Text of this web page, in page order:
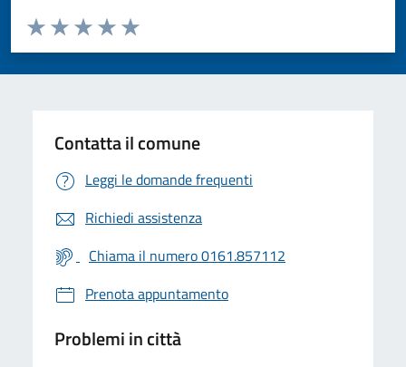
Valuta da 1 a 5 stelle la pagina
Valuta 5 stelle su 5
Valuta 4 stelle su 5
Valuta 3 stelle su 5
Valuta 2 stelle su 5
Valuta 1 stelle su 5
Contatta il comune
Leggi le domande frequenti
Richiedi assistenza
Chiama il numero 0161.857112
Prenota appuntamento
Problemi in città